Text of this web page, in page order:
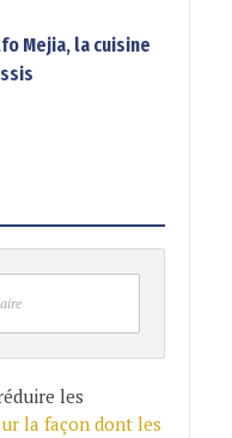
Mejia, la cuisine
les
la façon dont les